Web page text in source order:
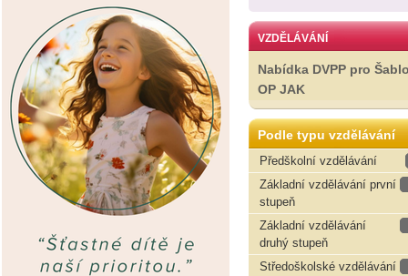
VZDĚLÁVÁNÍ
Nabídka DVPP pro
OP JAK
Podle typu vzdělávání
Předškolní vzdělávání
Základní vzdělávání první
stupeň
Základní vzdělávání
druhý stupeň
Středoškolské vzdělávání